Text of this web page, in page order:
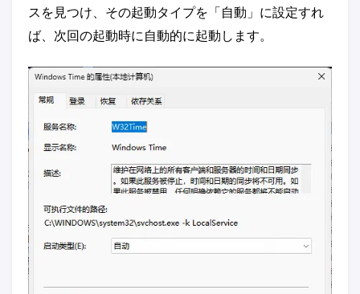
スを見つけ、その起動タイプを「自動」に設定すれ
ば、次回の起動時に自動的に起動します。